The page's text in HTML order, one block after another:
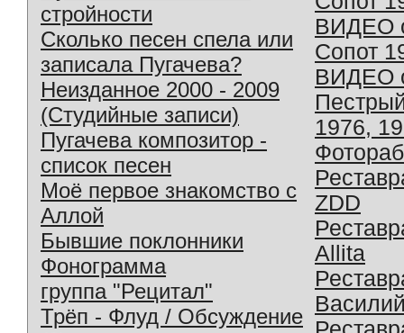
стройности
Сколько песен спела или
записала Пугачева?
Неизданное 2000 - 2009
(Студийные записи)
Пугачева композитор -
список песен
Моё первое знакомство с
Аллой
Бывшие поклонники
Фонограмма
группа "Рецитал"
Трёп - Флуд / Обсуждение
ВИДЕО
Сопот
ВИДЕО
1976,
ZDD
Allita